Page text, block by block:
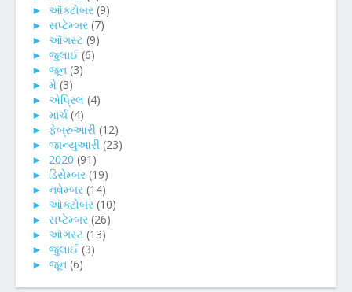
► ઑક્ટોબર (9)
► સપ્ટેમ્બર (7)
► ઑગસ્ટ (9)
► જુલાઈ (6)
► જૂન (3)
► મે (3)
► એપ્રિલ (4)
► માર્ચ (4)
► ફેબ્રુઆરી (12)
► જાન્યુઆરી (23)
► 2020 (91)
► ડિસેમ્બર (19)
► નવેમ્બર (14)
► ઑક્ટોબર (10)
► સપ્ટેમ્બર (26)
► ઑગસ્ટ (13)
► જુલાઈ (3)
► જૂન (6)